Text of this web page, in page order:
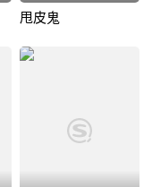
甩皮鬼